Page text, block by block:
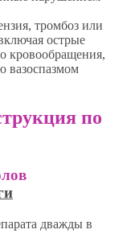
тромбоз или
острые
кровообращения,
вазоспазмом
по
дважды в